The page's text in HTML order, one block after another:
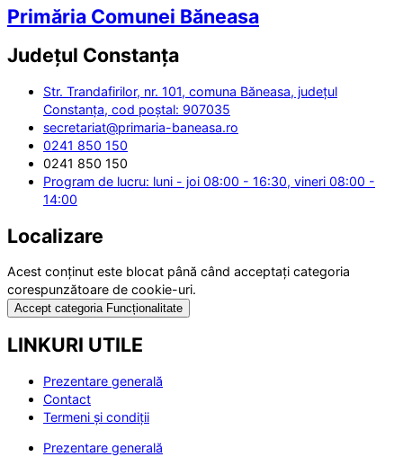
Primăria Comunei Băneasa
Județul Constanța
Str. Trandafirilor, nr. 101, comuna Băneasa, județul
Constanța, cod poștal: 907035
secretariat@primaria-baneasa.ro
0241 850 150
0241 850 150
Program de lucru: luni - joi 08:00 - 16:30, vineri 08:00 -
14:00
Localizare
Acest conținut este blocat până când acceptați categoria
corespunzătoare de cookie-uri.
Accept categoria Funcționalitate
LINKURI UTILE
Prezentare generală
Contact
Termeni și condiții
Prezentare generală